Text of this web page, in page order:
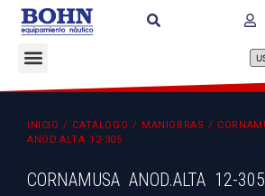
INICIO / CATÁLOGO / MANIOBRAS /
ANOD.ALTA 12-305
CORNAMUSA ANOD.ALTA 12-305